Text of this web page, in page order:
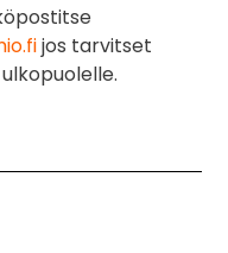
jos tarvitset